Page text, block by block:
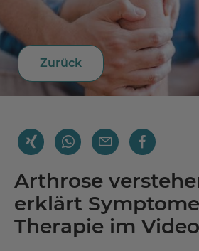
Zurück
Arthrose
erklärt
Therapie im Video